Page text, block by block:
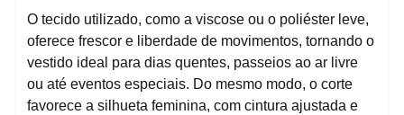
O tecido utilizado, como a viscose ou o poliéster leve,
oferece frescor e liberdade de movimentos, tornando o
vestido ideal para dias quentes, passeios ao ar livre
ou até eventos especiais. Do mesmo modo, o corte
favorece a silhueta feminina, com cintura ajustada e